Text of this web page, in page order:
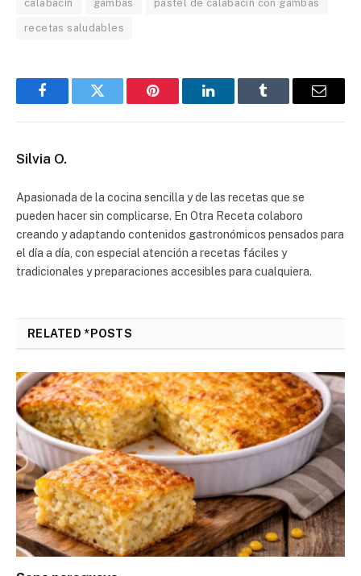
calabacín gambas pastel de calabacín con gambas
recetas saludables
FacebookTwitter Pinterest LinkedInTumblr
Correo
Silvia O.
Apasionada de la cocina sencilla y de las recetas que se
pueden hacer sin complicarse. En Otra Receta colaboro
creando y adaptando contenidos gastronómicos pensados para
el día a día, con especial atención a recetas fáciles y
tradicionales y preparaciones accesibles para cualquiera.
RELATED *POSTS